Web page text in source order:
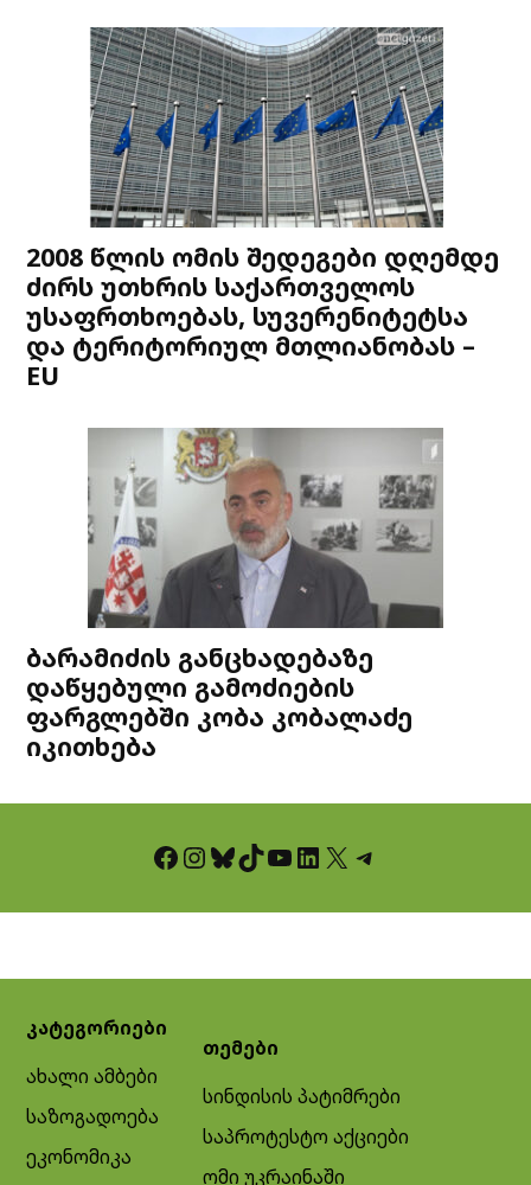
2008 წლის ომის შედეგები დღემდე
ძირს უთხრის საქართველოს
უსაფრთხოებას, სუვერენიტეტსა
და ტერიტორიულ მთლიანობას –
EU
ბარამიძის განცხადებაზე
დაწყებული გამოძიების
ფარგლებში კობა კობალაძე
იკითხება
Facebook InstagramBluesky TikTok YouTube LinkedIn X Telegram
კატეგორიები
ახალი ამბები
საზოგადოება
ეკონომიკა
თემები
სინდისის პატიმრები
საპროტესტო აქციები
ომი უკრაინაში